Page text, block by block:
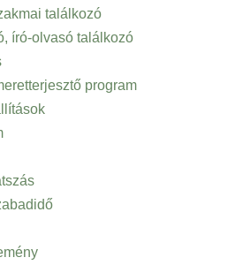
találkozó
író-olvasó találkozó
program